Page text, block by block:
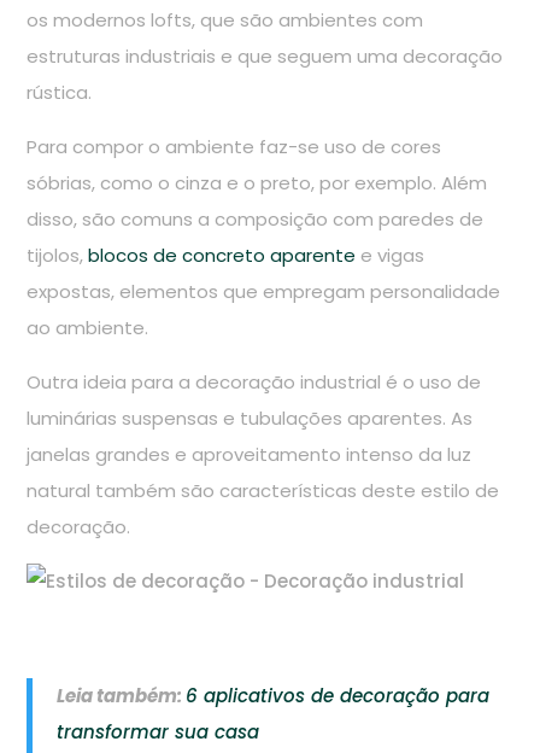
os modernos lofts, que são ambientes com
estruturas industriais e que seguem uma decoração
rústica.
Para compor o ambiente faz-se uso de cores
sóbrias, como o cinza e o preto, por exemplo. Além
disso, são comuns a composição com paredes de
tijolos,blocos de concreto aparente e vigas
expostas, elementos que empregam personalidade
ao ambiente.
Outra ideia para a decoração industrial é o uso de
luminárias suspensas e tubulações aparentes. As
janelas grandes e aproveitamento intenso da luz
natural também são características deste estilo de
decoração.
Leia também: 6 aplicativos de decoração para
transformar sua casa